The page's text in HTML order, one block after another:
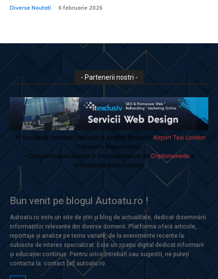
Diverse Noutati 6 februarie 2026
- Partenerii nostri -
- Ai nevoie de transport aeroport in Anglia? Încearcă Airport Taxi London
Calitate la prețul corect.
- Companie specializata in tranzactionarea de Criptomonedesi
infrastructura blockchain.
Bun venit pe blogul Autoatu.ro !
Autoatu.ro este un site de știri și blog de actualitate, dedicat diseminării
informațiilor relevante din diverse domenii. Platforma oferă articole,
reportaje și analize pe teme variate, de la evenimente recente la
subiecte de interes specializat. Este un spațiu digital dedicat informării
și educației continue. Pentru orice întrebări sau sugestii, ne puteți
contacta la: contact [at] autoatu.ro